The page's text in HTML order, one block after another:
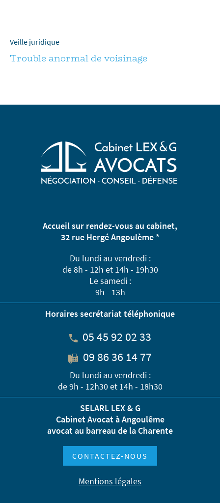
Veille juridique
Trouble anormal de voisinage
Accueil sur rendez-vous au cabinet,
32 rue Hergé Angoulème *
Du lundi au vendredi :
de 8h - 12h et 14h - 19h30
Le samedi :
9h - 13h
Horaires secrétariat téléphonique
05 45 92 02 33
09 86 36 14 77
Du lundi au vendredi :
de 9h - 12h30 et 14h - 18h30
SELARL LEX & G
Cabinet Avocat à Angoulême
avocat au barreau de la Charente
CONTACTEZ-NOUS
Mentions légales